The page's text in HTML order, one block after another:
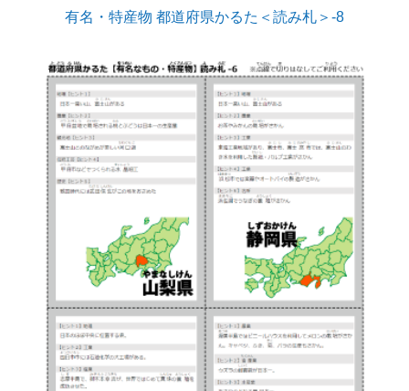
有名・特産物 都道府県かるた＜読み札＞-8